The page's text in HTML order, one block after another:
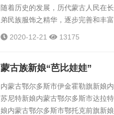
随着历史的发展，历代蒙古人民在
弟民族服饰之精华，逐步完善和丰
面，创造了许多精美绝伦的服饰。
观众面前，使作品...
2020-12-21 13175
蒙古族新娘“芭比娃娃”
内蒙古鄂尔多斯市伊金霍勒旗新娘
苏尼特新娘内蒙古鄂尔多斯市达拉
娘内蒙古鄂尔多斯市鄂托克前旗新